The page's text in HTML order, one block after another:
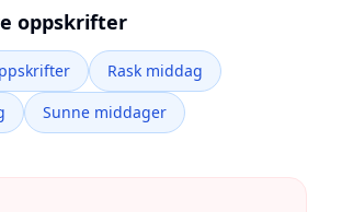
oppskrifter
Rask middag
Sunne middager